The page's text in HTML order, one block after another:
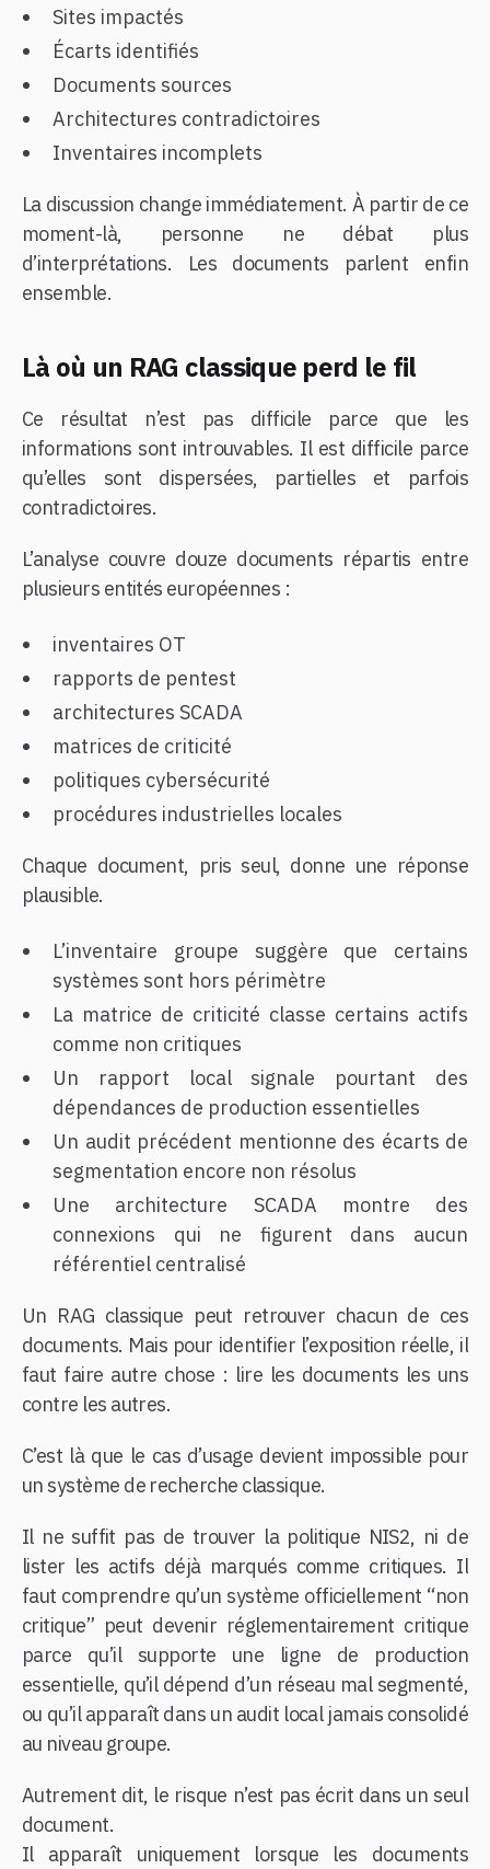
Sites impactés
Écarts identifiés
Documents sources
Architectures contradictoires
Inventaires incomplets
La discussion change immédiatement. À partir de ce
moment-là, personne ne débat plus
d’interprétations. Les documents parlent enfin
ensemble.
Là où un RAG classique perd le fil
Ce résultat n’est pas difficile parce que les
informations sont introuvables. Il est difficile parce
qu’elles sont dispersées, partielles et parfois
contradictoires.
L’analyse couvre douze documents répartis entre
plusieurs entités européennes :
inventaires OT
rapports de pentest
architectures SCADA
matrices de criticité
politiques cybersécurité
procédures industrielles locales
Chaque document, pris seul, donne une réponse
plausible.
L’inventaire groupe suggère que certains
systèmes sont hors périmètre
La matrice de criticité classe certains actifs
comme non critiques
Un rapport local signale pourtant des
dépendances de production essentielles
Un audit précédent mentionne des écarts de
segmentation encore non résolus
Une architecture SCADA montre des
connexions qui ne figurent dans aucun
référentiel centralisé
Un RAG classique peut retrouver chacun de ces
documents. Mais pour identifier l’exposition réelle, il
faut faire autre chose : lire les documents les uns
contre les autres.
C’est là que le cas d’usage devient impossible pour
un système de recherche classique.
Il ne suffit pas de trouver la politique NIS2, ni de
lister les actifs déjà marqués comme critiques. Il
faut comprendre qu’un système officiellement “non
critique” peut devenir réglementairement critique
parce qu’il supporte une ligne de production
essentielle, qu’il dépend d’un réseau mal segmenté,
ou qu’il apparaît dans un audit local jamais consolidé
au niveau groupe.
Autrement dit, le risque n’est pas écrit dans un seul
document.
Il apparaît uniquement lorsque les documents